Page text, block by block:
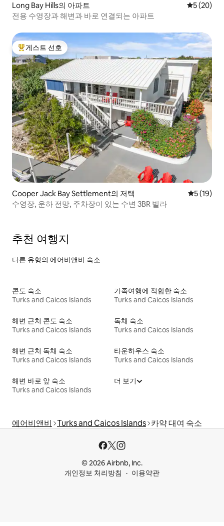
Long Bay Hills의 아파트 평점 5점(5
5 (20)
전용 수영장과 해변과 바로 연결되는 아파트
상위 게스트 선호
게스트 선호
Cooper Jack Bay Settlement의 저택 평점 5점
5 (19)
수영장, 운하 전망, 주차장이 있는 수변 3BR 빌라
추천 여행지
다른 유형의 에어비앤비 숙소
콘도 숙소
Turks and Caicos Islands
가족여행에 적합한 숙소
Turks and Caicos Islands
해변 근처 콘도 숙소
Turks and Caicos Islands
독채 숙소
Turks and Caicos Islands
해변 근처 독채 숙소
Turks and Caicos Islands
타운하우스 숙소
Turks and Caicos Islands
해변 바로 앞 숙소
Turks and Caicos Islands
더 보기
에어비앤비 Turks and Caicos Islands 카약 대여 숙소
© 2026 Airbnb, Inc.
개인정보 처리방침
이용약관